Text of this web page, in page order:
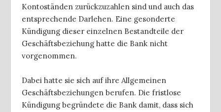
Kontoständen zurückzuzahlen sind und auch das
entsprechende Darlehen. Eine gesonderte
Kündigung dieser einzelnen Bestandteile der
Geschäftsbeziehung hatte die Bank nicht
vorgenommen.
Dabei hatte sie sich auf ihre Allgemeinen
Geschäftsbeziehungen berufen. Die fristlose
Kündigung begründete die Bank damit, dass sich